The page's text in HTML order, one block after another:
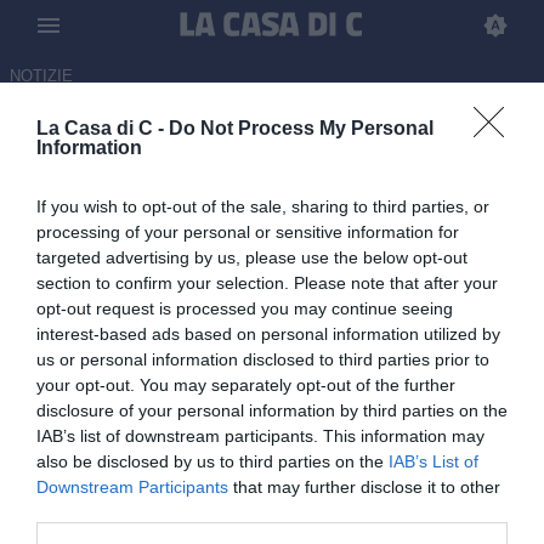
La Casa di C - Do Not Process My Personal
Information
If you wish to opt-out of the sale, sharing to third parties, or
processing of your personal or sensitive information for
targeted advertising by us, please use the below opt-out
section to confirm your selection. Please note that after your
opt-out request is processed you may continue seeing
interest-based ads based on personal information utilized by
us or personal information disclosed to third parties prior to
your opt-out. You may separately opt-out of the further
disclosure of your personal information by third parties on the
IAB’s list of downstream participants. This information may
also be disclosed by us to third parties on the IAB’s List of
Downstream Participants that may further disclose it to other
NOTIZIE
La Ternana non esiste più
Mancava solo il comunicato ufficiale della FIGC che è arrivato: il
club rossoverde non esiste più come società affiliata alla
Federazione.